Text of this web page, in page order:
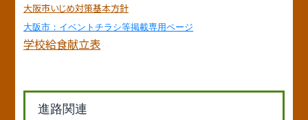
大阪市いじめ対策基本方針
大阪市：イベントチラシ等掲載専用ページ
学校給食献立表
進路関連